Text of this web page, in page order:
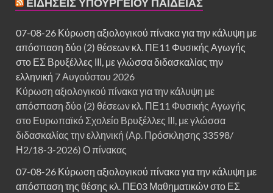
ΕΙΔΉΣΕΙΣ ΥΠΟΥΡΓΕΊΟΥ ΠΑΙΔΕΊΑΣ
07-08-26 Κύρωση αξιολογικού πίνακα για την κάλυψη με
απόσπαση δύο (2) θέσεων κλ. ΠΕ11 Φυσικής Αγωγής
στο ΕΣ Βρυξέλλες ΙΙΙ, με γλώσσα διδασκαλίας την
ελληνική 7 Αυγούστου 2026
Κύρωση αξιολογικού πίνακα για την κάλυψη με
απόσπαση δύο (2) θέσεων κλ. ΠΕ11 Φυσικής Αγωγής
στο Ευρωπαϊκό Σχολείο Βρυξέλλες ΙΙΙ, με γλώσσα
διδασκαλίας την ελληνική (Αρ. Πρόσκλησης 33598/
Η2/18-3-2026) Ο πίνακας
07-08-26 Κύρωση αξιολογικού πίνακα για την κάλυψη με
απόσπαση της θέσης κλ. ΠΕ03 Μαθηματικών στο ΕΣ